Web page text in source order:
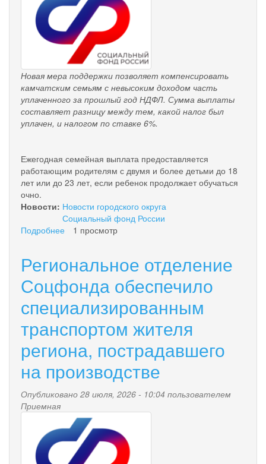
Новая мера поддержки позволяет компенсировать
камчатским семьям с невысоким доходом часть
уплаченного за прошлый год НДФЛ. Сумма выплаты
составляет разницу между тем, какой налог был
уплачен, и налогом по ставке 6%.
Ежегодная семейная выплата предоставляется
работающим родителям с двумя и более детьми до 18
лет или до 23 лет, если ребенок продолжает обучаться
очно.
Новости: Новости городского округа
Социальный фонд России
Подробнее
тысяч
на
семейную
выплату
одобрило
работающим
родителям
региональное
Соцфонда
начала
действия
программы
1 просмотр
Региональное отделение
Соцфонда обеспечило
специализированным
транспортом жителя
региона, пострадавшего
на производстве
Опубликовано 28 июля, 2026 - 10:04 пользователем
Приемная
pensionnyy_fond.png